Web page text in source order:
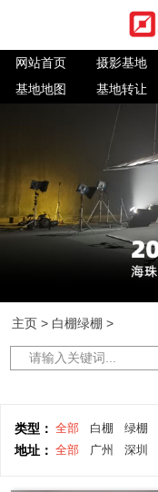
网站首页 摄影基地
基地地图
基地转让
主页 > 白棚绿棚 >
类型： 全部 白棚 绿棚
地址： 全部 广州 深圳